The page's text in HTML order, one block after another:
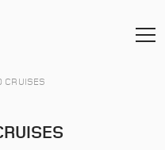
CRUISES